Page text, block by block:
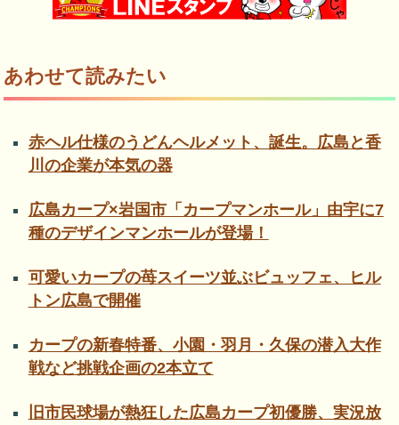
あわせて読みたい
赤ヘル仕様のうどんヘルメット、誕生。広島と香
川の企業が本気の器
広島カープ×岩国市「カープマンホール」由宇に7
種のデザインマンホールが登場！
可愛いカープの苺スイーツ並ぶビュッフェ、ヒル
トン広島で開催
カープの新春特番、小園・羽月・久保の潜入大作
戦など挑戦企画の2本立て
旧市民球場が熱狂した広島カープ初優勝、実況放